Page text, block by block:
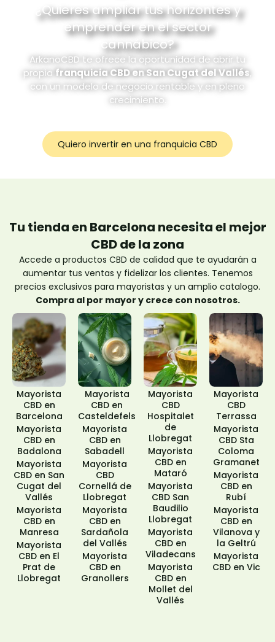
¿Quieres ampliar tus horizontes y
emprender en el sector
cannábico?
ArkanoCBD te ofrece la oportunidad de abrir tu
propia franquicia CBD enSan Cugat del Vallés,
con un modelo de negocio rentable y en pleno
crecimiento.
Quiero invertir en una franquicia CBD
Tu tienda en Barcelona necesita el mejor
CBD de la zona
Accede a productos CBD de calidad que te ayudarán a
aumentar tus ventas y fidelizar los clientes. Tenemos
precios exclusivos para mayoristas y un amplio catalogo.
Compra al por mayor y crece con nosotros.
Mayorista
CBD en
Barcelona
Mayorista
CBD en
Badalona
Mayorista
CBD en San
Cugat del
Vallés
Mayorista
CBD en
Manresa
Mayorista
CBD en El
Prat de
Llobregat
Mayorista
CBD en
Casteldefels
Mayorista
CBD en
Sabadell
Mayorista
CBD
Cornellá de
Llobregat
Mayorista
CBD en
Sardañola
del Vallés
Mayorista
CBD en
Granollers
Mayorista
CBD
Hospitalet
de
Llobregat
Mayorista
CBD en
Mataró
Mayorista
CBD San
Baudilio
Llobregat
Mayorista
CBD en
Viladecans
Mayorista
CBD en
Mollet del
Vallés
Mayorista
CBD
Terrassa
Mayorista
CBD Sta
Coloma
Gramanet
Mayorista
CBD en
Rubí
Mayorista
CBD en
Vilanova y
la Geltrú
Mayorista
CBD en Vic